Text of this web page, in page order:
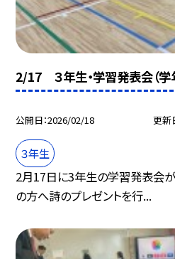
2/17 ３年生・学習発表会（学
公開日 2026/02/18 更新
３年生
2月17日に3年生の学習発表会
の方へ詩のプレゼントを行...